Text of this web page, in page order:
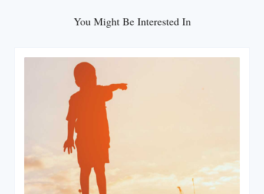
You Might Be Interested In